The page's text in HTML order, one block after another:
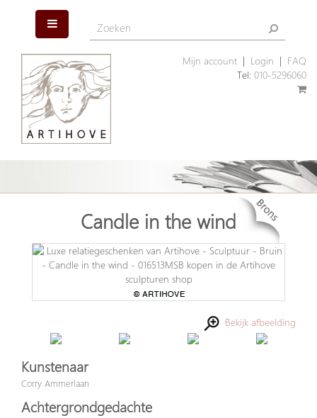
Mijn account| Login
FAQ
Tel: 010-5296060
Candle in the wind
Bekijk afbeelding
Kunstenaar
Corry Ammerlaan
Achtergrondgedachte